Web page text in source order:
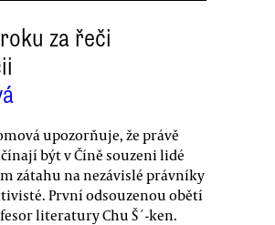
za řeči
upozorňuje, že právě
být v Číně souzeni lidé
zátahu na nezávislé právníky
První odsouzenou obětí
literatury Chu Š´-ken.